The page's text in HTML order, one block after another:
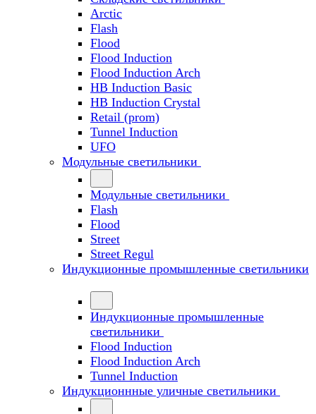
Arctic
Flash
Flood
Flood Induction
Flood Induction Arch
HB Induction Basic
HB Induction Crystal
Retail (prom)
Tunnel Induction
UFO
Модульные светильники
Модульные светильники
Flash
Flood
Street
Street Regul
Индукционные промышленные светильники
Индукционные промышленные
светильники
Flood Induction
Flood Induction Arch
Tunnel Induction
Индукционнные уличные светильники